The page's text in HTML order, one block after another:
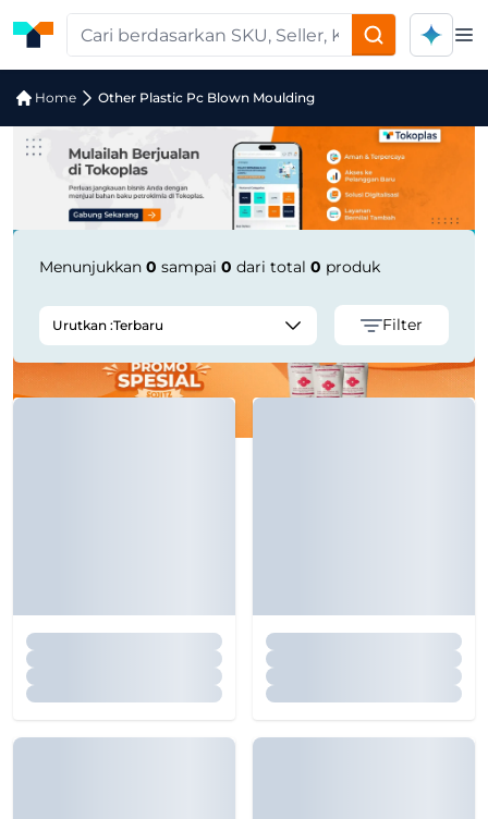
Home Other Plastic Pc Blown Moulding
Jual Other Plastic Pc Blown
Menunjukkan 0 sampai 0 dari total 0 produk
Urutkan :Terbaru Filter